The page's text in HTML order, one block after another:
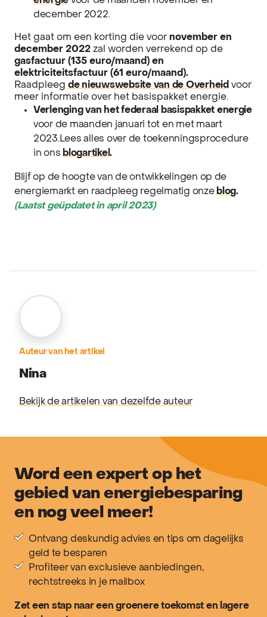
december 2022.
Het gaat om een korting die voor november en
december 2022 zal worden verrekend op de
gasfactuur (135 euro/maand) en
elektriciteitsfactuur (61 euro/maand).
Raadpleeg de nieuwswebsite van de Overheid voor
meer informatie over het basispakket energie.
Verlenging van het federaal basispakket energie
voor de maanden januari tot en met maart
2023.Lees alles over de toekenningsprocedure
in ons blogartikel.
Blijf op de hoogte van de ontwikkelingen op de
energiemarkt en raadpleeg regelmatig onze blog.
(Laatst geüpdatet in april 2023)
Auteur van het artikel
Nina
Bekijk de artikelen van dezelfde auteur
Word een expert op het
gebied van energiebesparing
en nog veel meer!
Ontvang deskundig advies en tips om dagelijks
geld te besparen
Profiteer van exclusieve aanbiedingen,
rechtstreeks in je mailbox
Zet een stap naar een groenere toekomst en lagere